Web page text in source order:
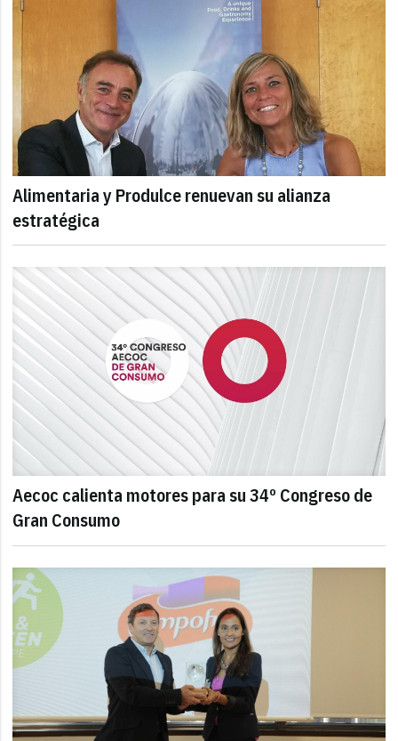
Alimentaria y Produlce renuevan su alianza
estratégica
Aecoc calienta motores para su 34º Congreso de
Gran Consumo